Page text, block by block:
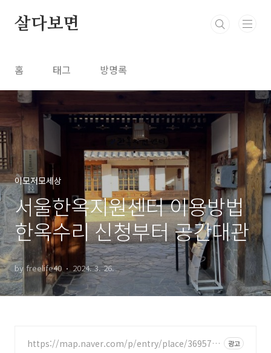
살다보면
홈 태그 방명록
이모저모세상
서울한옥지원센터 이용방법
한옥수리 신청부터 공간대관
by freelife40 2024. 3. 26.
https://map.naver.com/p/entry/place/3695773
광고